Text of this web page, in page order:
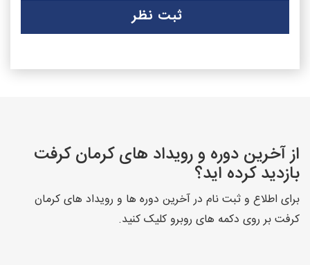
از آخرین دوره و رویداد های کرمان کرفت
بازدید کرده اید؟
برای اطلاع و ثبت نام در آخرین دوره ها و رویداد های کرمان
کرفت بر روی دکمه های روبرو کلیک کنید.